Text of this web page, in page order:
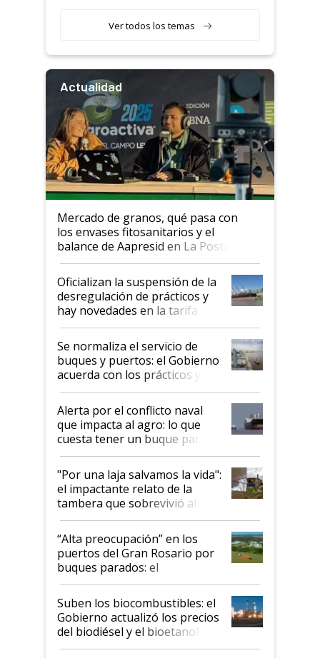
Ver todos los temas
Actualidad
Mercado de granos, qué pasa con
los envases fitosanitarios y el
balance de Aapresid en La Posta
Oficializan la suspensión de la
desregulación de prácticos y
hay novedades en la tarifa de
la hidrovía
Se normaliza el servicio de
buques y puertos: el Gobierno
acuerda con los prácticos y
suspende el decreto de
desregulación
Alerta por el conflicto naval
que impacta al agro: lo que
cuesta tener un buque parado
y el peligro de que Argentina
pase a ser "país sucio"
"Por una laja salvamos la vida":
el impactante relato de la
tambera que sobrevivió al
tornado
“Alta preocupación” en los
puertos del Gran Rosario por
buques parados: el
funcionamiento de las
exportadoras en tensión tras
la medida de fuerza de los
prácticos
Suben los biocombustibles: el
Gobierno actualizó los precios
del biodiésel y el bioetanol